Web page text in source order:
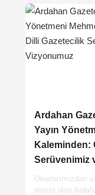
Ardahan
Yayın
Kaleminden:
Serüvenimiz
Okurlarımızdan
mecra olan